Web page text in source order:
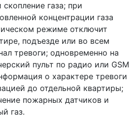
газа; при
концентрации газа
режиме отключит
подъезде или во всем
тревоги; одновременно на
пульт по радио или GSM
о характере тревоги
до отдельной квартиры;
пожарных датчиков и
газ.